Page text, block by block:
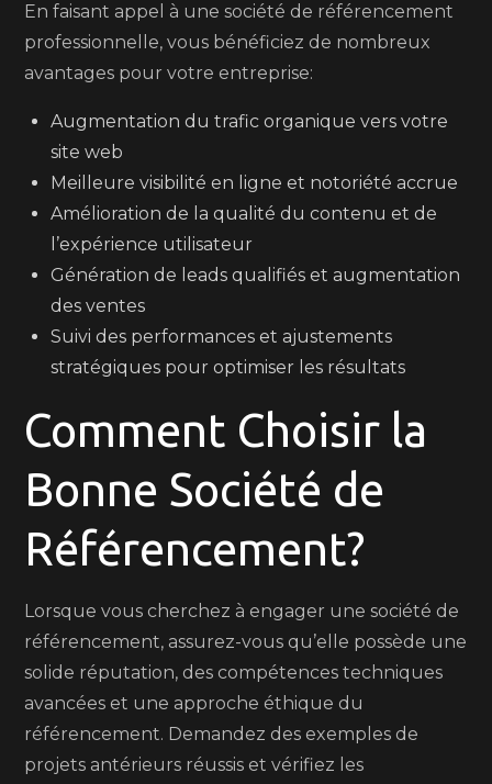
En faisant appel à une société de référencement
professionnelle, vous bénéficiez de nombreux
avantages pour votre entreprise:
Augmentation du trafic organique vers votre
site web
Meilleure visibilité en ligne et notoriété accrue
Amélioration de la qualité du contenu et de
l’expérience utilisateur
Génération de leads qualifiés et augmentation
des ventes
Suivi des performances et ajustements
stratégiques pour optimiser les résultats
Comment Choisir la
Bonne Société de
Référencement?
Lorsque vous cherchez à engager une société de
référencement, assurez-vous qu’elle possède une
solide réputation, des compétences techniques
avancées et une approche éthique du
référencement. Demandez des exemples de
projets antérieurs réussis et vérifiez les